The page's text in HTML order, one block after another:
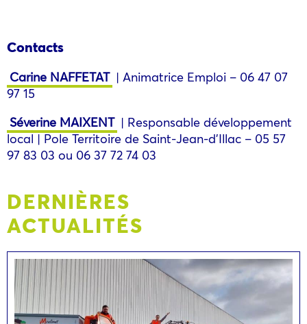
Contacts
Carine NAFFETAT | Animatrice Emploi – 06 47 07
97 15
Séverine MAIXENT | Responsable développement
local | Pole Territoire de Saint-Jean-d’Illac – 05 57
97 83 03 ou 06 37 72 74 03
DERNIÈRES
ACTUALITÉS